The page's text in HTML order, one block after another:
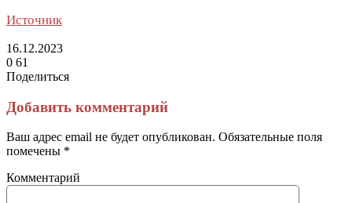
Источник
16.12.2023
0 61
Поделиться
через
электронную
почту
Добавить комментарий
Ваш адрес email не будет опубликован. Обязательные поля
помечены *
Комментарий